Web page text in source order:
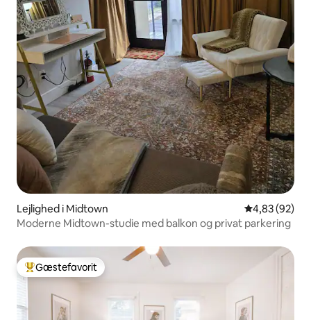
Lejlighed i Midtown 4,83 ud af 5 i
4,83 (92)
Moderne Midtown-studie med balkon og privat parkering
Bedste gæstefavorit
Gæstefavorit